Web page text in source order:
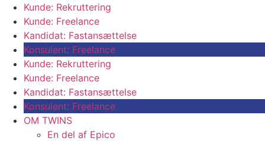
Kunde: Rekruttering
Kunde: Freelance
Kandidat: Fastansættelse
Konsulent: Freelance
Kunde: Rekruttering
Kunde: Freelance
Kandidat: Fastansættelse
Konsulent: Freelance
OM TWINS
En del af Epico